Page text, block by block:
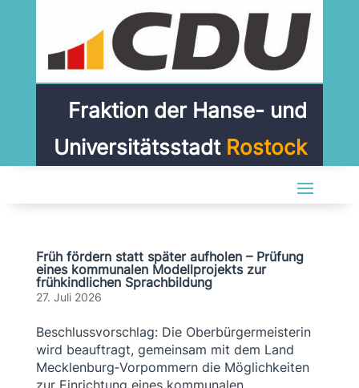
Fraktion der Hanse- und
Universitätsstadt Rostock
Früh fördern statt später aufholen – Prüfung
eines kommunalen Modellprojekts zur
frühkindlichen Sprachbildung
27. Juli 2026
Beschlussvorschlag: Die Oberbürgermeisterin
wird beauftragt, gemeinsam mit dem Land
Mecklenburg‑Vorpommern die Möglichkeiten